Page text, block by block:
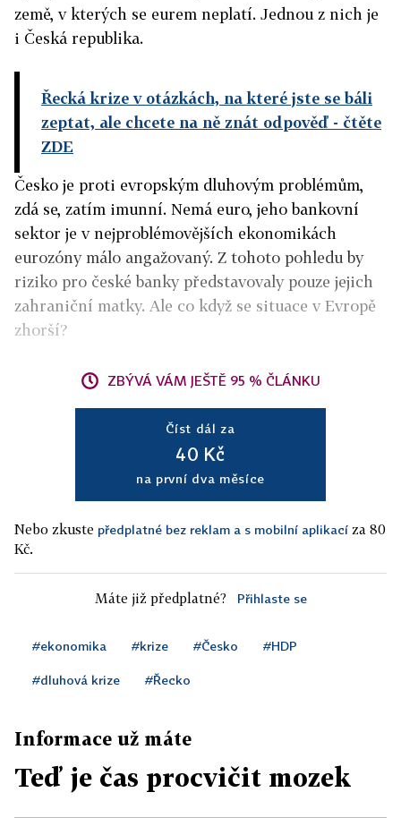
země, v kterých se eurem neplatí. Jednou z nich je
i Česká republika.
Řecká krize v otázkách, na které jste se báli
zeptat, ale chcete na ně znát odpověď - čtěte
ZDE
Česko je proti evropským dluhovým problémům,
zdá se, zatím imunní. Nemá euro, jeho bankovní
sektor je v nejproblémovějších ekonomikách
eurozóny málo angažovaný. Z tohoto pohledu by
riziko pro české banky představovaly pouze jejich
zahraniční matky. Ale co když se situace v Evropě
zhorší?
ZBÝVÁ VÁM JEŠTĚ 95 % ČLÁNKU
Číst dál za
40 Kč
na první dva měsíce
Nebo zkuste předplatné bez reklam a s mobilní aplikací za 80
Kč.
Máte již předplatné? Přihlaste se
#ekonomika #krize #Česko #HDP
#dluhová krize #Řecko
Informace už máte
Teď je čas procvičit mozek